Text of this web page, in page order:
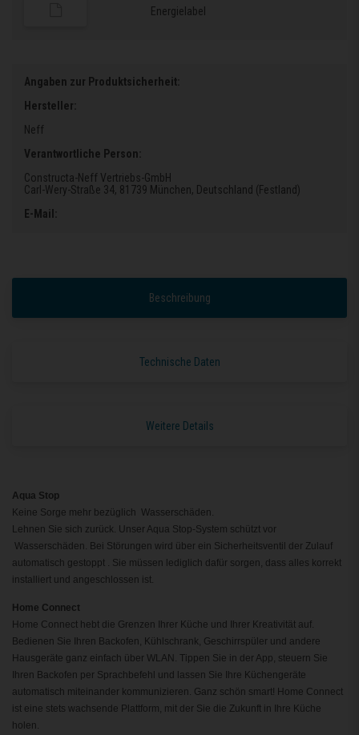
Energielabel
Angaben zur Produktsicherheit:
Hersteller:
Neff
Verantwortliche Person:
Constructa-Neff Vertriebs-GmbH
Carl-Wery-Straße 34, 81739 München, Deutschland (Festland)
E-Mail:
Beschreibung
Technische Daten
Weitere Details
Aqua Stop
Keine Sorge mehr bezüglich Wasserschäden.
Lehnen Sie sich zurück. Unser Aqua Stop-System schützt vor
Wasserschäden. Bei Störungen wird über ein Sicherheitsventil der Zulauf
automatisch gestoppt . Sie müssen lediglich dafür sorgen, dass alles korrekt
installiert und angeschlossen ist.
Home Connect
Home Connect hebt die Grenzen Ihrer Küche und Ihrer Kreativität auf.
Bedienen Sie Ihren Backofen, Kühlschrank, Geschirrspüler und andere
Hausgeräte ganz einfach über WLAN. Tippen Sie in der App, steuern Sie
Ihren Backofen per Sprachbefehl und lassen Sie Ihre Küchengeräte
automatisch miteinander kommunizieren. Ganz schön smart! Home Connect
ist eine stets wachsende Plattform, mit der Sie die Zukunft in Ihre Küche
holen.